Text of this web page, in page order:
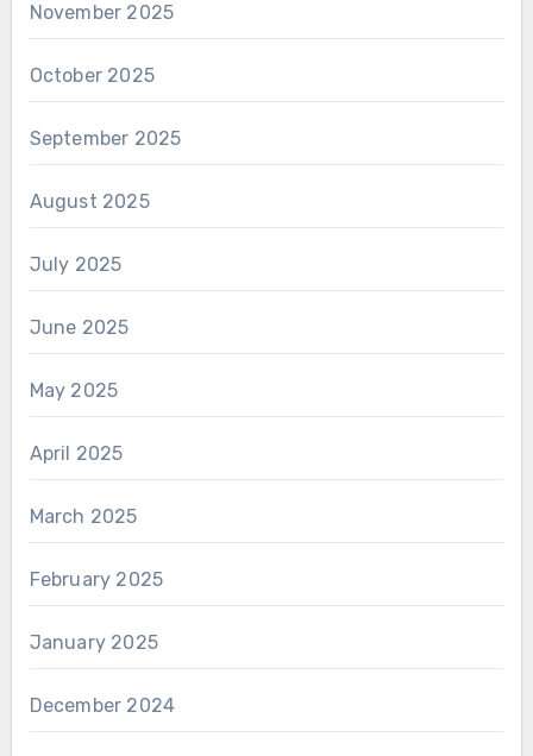
November 2025
October 2025
September 2025
August 2025
July 2025
June 2025
May 2025
April 2025
March 2025
February 2025
January 2025
December 2024